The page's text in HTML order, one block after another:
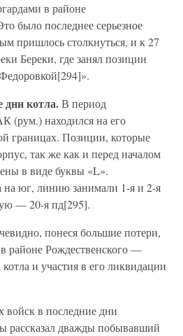
в районе
было последнее серьезное
пришлось столкнуться, и к 27
Береки, где занял позиции
дни котла.В период
(рум.) находился на его
границах. Позиции, которые
так же как и перед началом
в виде буквы «L».
на юг, линию занимали 1-я и 2-я
— 20-я пд[295].
понеся большие потери,
районе Рождественского —
и участия в его ликвидации
в последние дни
рассказал дважды побывавший